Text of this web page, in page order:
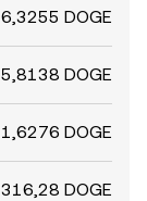
6,3255 DOGE
DOGE
DOGE
316,28 DOGE